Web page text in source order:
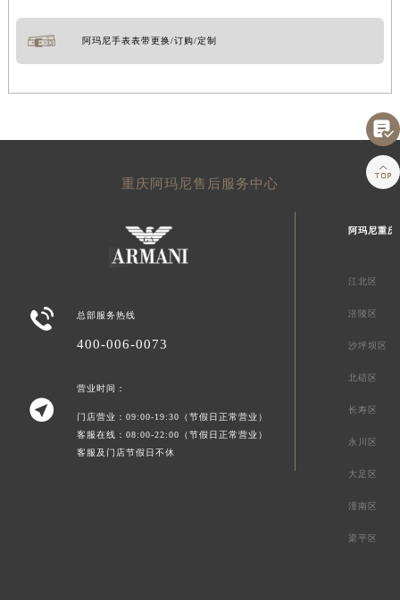
阿玛尼手表表带更换/订购/定制
重庆阿玛尼售后服务中心
 总部服务热线
400-006-0073

营业时间：
门店营业：09:00-19:30（节假日正常营业）
客服在线：08:00-22:00（节假日正常营业）
客服及门店节假日不休
阿玛尼重
江北区
涪陵区
沙坪坝区
北碚区
长寿区
永川区
大足区
潼南区
梁平区

